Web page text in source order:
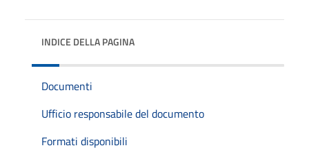
INDICE DELLA PAGINA
Documenti
Ufficio responsabile del documento
Formati disponibili